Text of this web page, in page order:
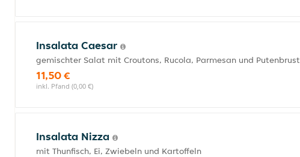
Insalata Caesar
gemischter Salat mit Croutons, Rucola, Parmesan und Putenbrust
11,50 €
inkl. Pfand (0,00 €)
Insalata Nizza
mit Thunfisch, Ei, Zwiebeln und Kartoffeln